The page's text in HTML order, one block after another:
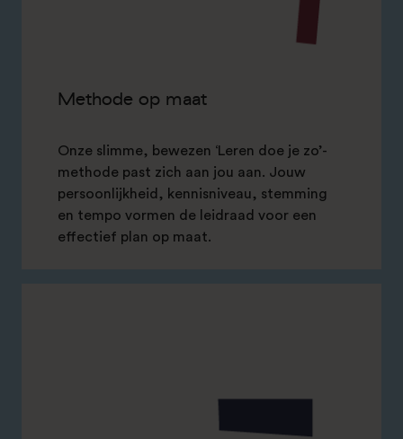
Methode op maat
Onze slimme, bewezen ‘Leren doe je zo’-
methode past zich aan jou aan. Jouw
persoonlijkheid, kennisniveau, stemming
en tempo vormen de leidraad voor een
effectief plan op maat.